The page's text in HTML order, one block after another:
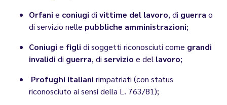
Orfani e coniugi di vittime del lavoro, di guerra o
di servizio nelle pubbliche amministrazioni;
Coniugi e figli di soggetti riconosciuti come grandi
invalidi di guerra, di servizio e del lavoro;
Profughi italiani rimpatriati (con status
riconosciuto ai sensi della L. 763/81);